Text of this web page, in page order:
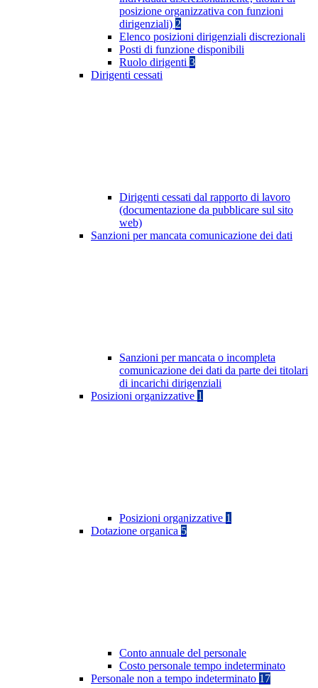
posizione organizzativa con funzioni
dirigenziali) 2
Elenco posizioni dirigenziali discrezionali
Posti di funzione disponibili
Ruolo dirigenti 3
Dirigenti cessati
Dirigenti cessati dal rapporto di lavoro
(documentazione da pubblicare sul sito
web)
Sanzioni per mancata comunicazione dei dati
Sanzioni per mancata o incompleta
comunicazione dei dati da parte dei titolari
di incarichi dirigenziali
Posizioni organizzative 1
Posizioni organizzative 1
Dotazione organica 5
Conto annuale del personale
Costo personale tempo indeterminato
Personale non a tempo indeterminato 17